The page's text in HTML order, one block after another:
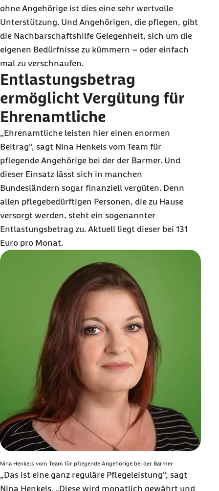
ohne Angehörige ist dies eine sehr wertvolle
Unterstützung. Und Angehörigen, die pflegen, gibt
die Nachbarschaftshilfe Gelegenheit, sich um die
eigenen Bedürfnisse zu kümmern – oder einfach
mal zu verschnaufen.
Entlastungsbetrag
ermöglicht Vergütung für
Ehrenamtliche
„Ehrenamtliche leisten hier einen enormen
Beitrag“, sagt Nina Henkels vom Team für
pflegende Angehörige bei der der Barmer. Und
dieser Einsatz lässt sich in manchen
Bundesländern sogar finanziell vergüten. Denn
allen pflegebedürftigen Personen, die zu Hause
versorgt werden, steht ein sogenannter
Entlastungsbetrag zu. Aktuell liegt dieser bei 131
Euro pro Monat.
Nina Henkels vom Team für pflegende Angehörige bei der Barmer
„Das ist eine ganz reguläre Pflegeleistung“, sagt
Nina Henkels. „Diese wird monatlich gewährt und